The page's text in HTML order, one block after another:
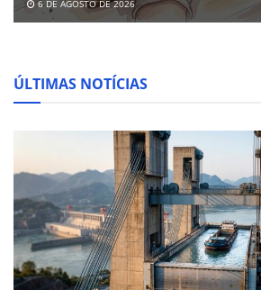
6 DE AGOSTO DE 2026
ÚLTIMAS NOTÍCIAS